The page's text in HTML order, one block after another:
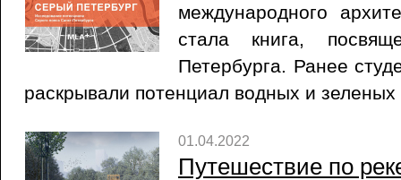
международного
стала книга,
Петербурга. Ранее
раскрывали потенциал водных и зеленых
01.04.2022
Путешествие по